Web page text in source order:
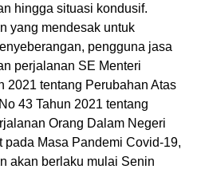
hingga situasi kondusif.
yang mendesak untuk
pengguna jasa
perjalanan SE Menteri
2021 tentang Perubahan Atas
43 Tahun 2021 tentang
Orang Dalam Negeri
pada Masa Pandemi Covid-19,
akan berlaku mulai Senin